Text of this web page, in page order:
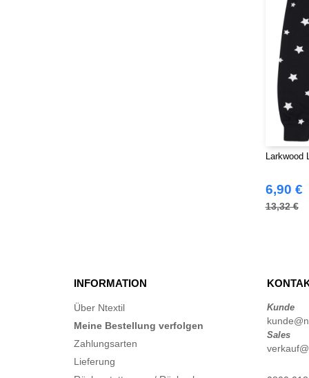
Larkwood
6,90 €
13,32 €
INFORMATION
Über Ntextil
Meine Bestellung verfolgen
Zahlungsarten
Lieferung
Kunde
Sales